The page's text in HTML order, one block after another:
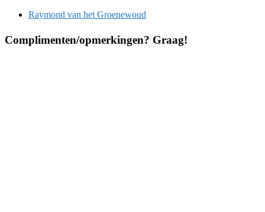
Raymond van het Groenewoud
Complimenten/opmerkingen? Graag!